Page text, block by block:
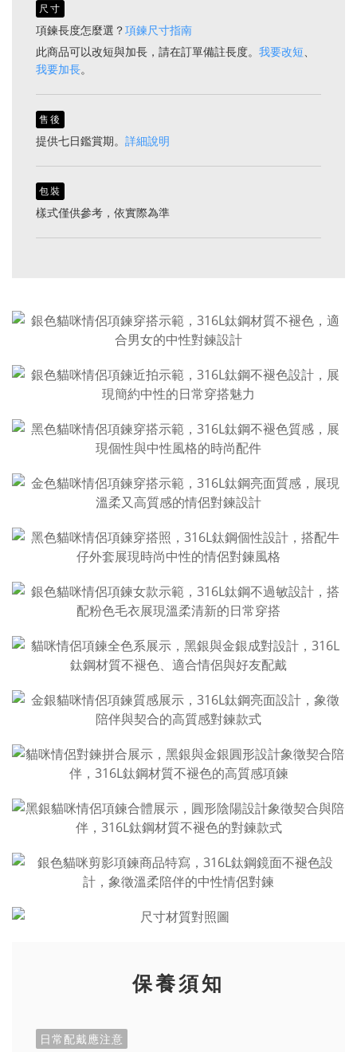
尺寸
項鍊長度怎麼選？項鍊尺寸指南
此商品可以改短與加長，請在訂單備註長度。 我要改短、
我要加長。
售後
提供七日鑑賞期。 詳細說明
包裝
樣式僅供參考，依實際為準
保養須知
日常配戴應注意